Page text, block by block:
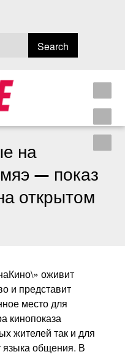
на
— показ
открытом
оживит
и представит
место для
кинопоказа
жителей так и для
языка общения. В